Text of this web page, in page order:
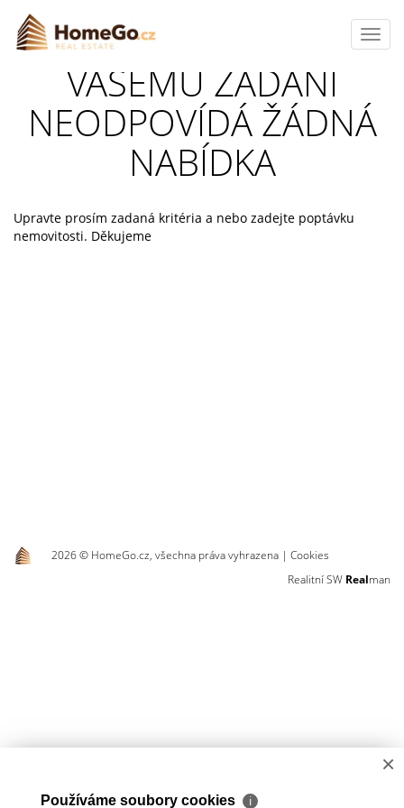
VAŠEMU ZADÁNÍ
NEODPOVÍDÁ ŽÁDNÁ
NABÍDKA
Upravte prosím zadaná kritéria a nebo zadejte poptávku
nemovitosti. Děkujeme
2026 © HomeGo.cz, všechna práva vyhrazena | Cookies
Realitní SW Realman
×
Používáme soubory cookies ℹ